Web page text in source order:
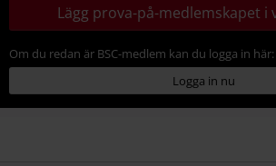
Lägg prova-på-medlemskapet i
Om du redan är BSC-medlem kan du logga in här:
Logga in nu